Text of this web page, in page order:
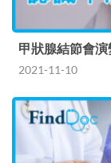
甲狀腺結節會
2021-11-10